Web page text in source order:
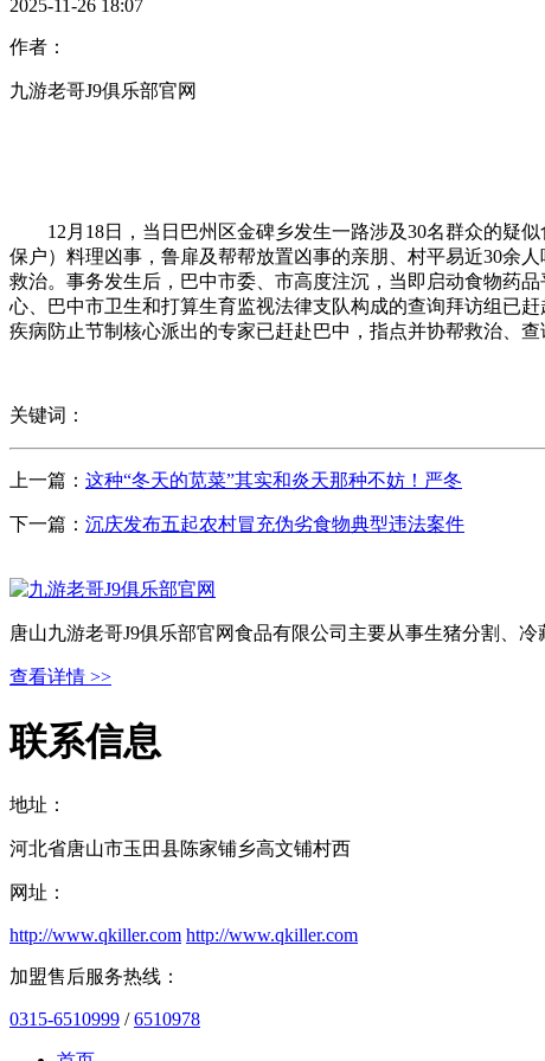
2025-11-26 18:07
作者：
九游老哥J9俱乐部官网
12月18日，当日巴州区金碑乡发生一路涉及30名群众的疑似
保户）料理凶事，鲁扉及帮帮放置凶事的亲朋、村平易近30余
救治。事务发生后，巴中市委、市高度注沉，当即启动食物药
心、巴中市卫生和打算生育监视法律支队构成的查询拜访组已
疾病防止节制核心派出的专家已赶赴巴中，指点并协帮救治、查
关键词：
上一篇： 这种“冬天的苋菜”其实和炎天那种不妨！严冬
下一篇： 沉庆发布五起农村冒充伪劣食物典型违法案件
唐山九游老哥J9俱乐部官网食品有限公司主要从事生猪分割、
查看详情 >>
联系信息
地址：
河北省唐山市玉田县陈家铺乡高文铺村西
网址：
http://www.qkiller.com http://www.qkiller.com
加盟售后服务热线：
0315-6510999 /6510978